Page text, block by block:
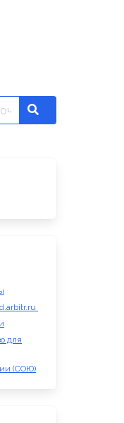
Search
для
(СОЮ)